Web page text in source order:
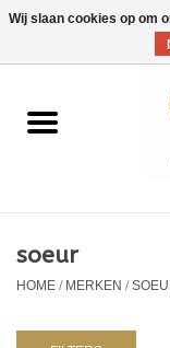
EUR/GBP/
Home
Kids
soeur
HOME/MERKEN/
Wij slaan cookies op om